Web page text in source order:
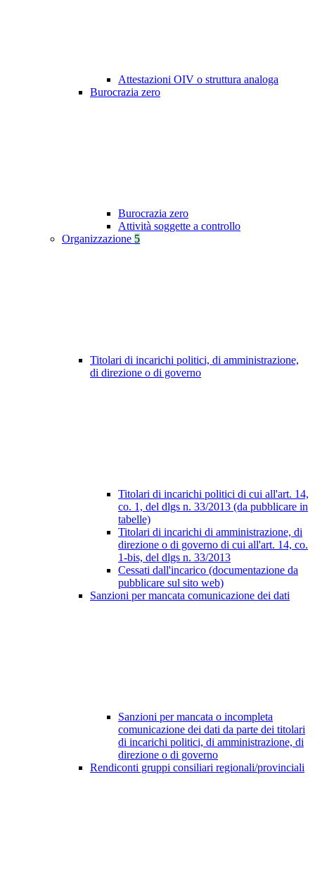
Attestazioni OIV o struttura analoga
Burocrazia zero
Burocrazia zero
Attività soggette a controllo
Organizzazione 5
Titolari di incarichi politici, di amministrazione,
di direzione o di governo
Titolari di incarichi politici di cui all'art. 14,
co. 1, del dlgs n. 33/2013 (da pubblicare in
tabelle)
Titolari di incarichi di amministrazione, di
direzione o di governo di cui all'art. 14, co.
1-bis, del dlgs n. 33/2013
Cessati dall'incarico (documentazione da
pubblicare sul sito web)
Sanzioni per mancata comunicazione dei dati
Sanzioni per mancata o incompleta
comunicazione dei dati da parte dei titolari
di incarichi politici, di amministrazione, di
direzione o di governo
Rendiconti gruppi consiliari regionali/provinciali